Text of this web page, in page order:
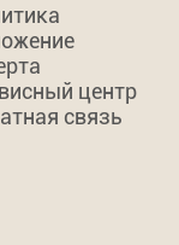
центр
связь